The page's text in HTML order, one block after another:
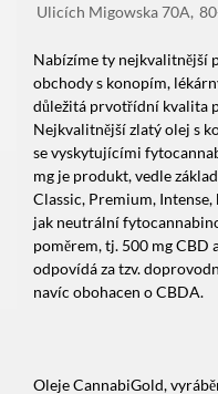
Ulicích Migowska 70A
Nabízíme ty nejkvalitnější
obchody s konopím,
důležitá prvotřídní kvalita
Nejkvalitnější zlatý olej s
se vyskytujícími
mg je produkt, vedle
Classic, Premium,
jak neutrální
poměrem, tj. 500 mg CBD
odpovídá za tzv.
navíc obohacen o CBDA.
Oleje CannabiGold,